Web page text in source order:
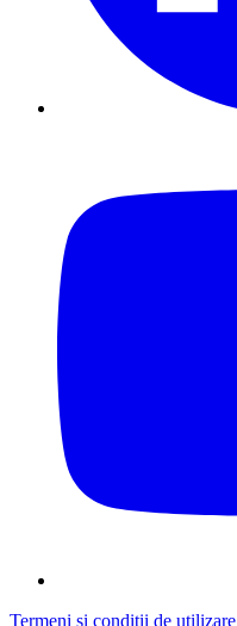
Termeni și condiții de utilizare